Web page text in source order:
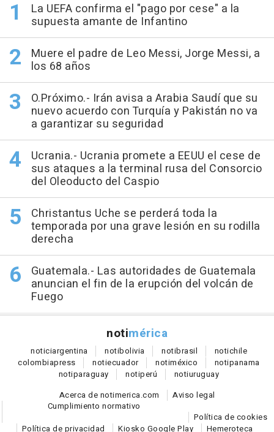
La UEFA confirma el "pago por cese" a la
supuesta amante de Infantino
Muere el padre de Leo Messi, Jorge Messi, a
los 68 años
O.Próximo.- Irán avisa a Arabia Saudí que su
nuevo acuerdo con Turquía y Pakistán no va
a garantizar su seguridad
Ucrania.- Ucrania promete a EEUU el cese de
sus ataques a la terminal rusa del Consorcio
del Oleoducto del Caspio
Christantus Uche se perderá toda la
temporada por una grave lesión en su rodilla
derecha
Guatemala.- Las autoridades de Guatemala
anuncian el fin de la erupción del volcán de
Fuego
notimérica
noticiargentina notibolivia notibrasil notichile
colombiapress notiecuador notiméxico notipanama
notiparaguay notiperú notiuruguay
Acerca de notimerica.com
Aviso legal
Cumplimiento normativo
Política de cookies
Política de privacidad
Kiosko Google Play Hemeroteca